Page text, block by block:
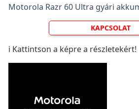
Motorola Razr 60 Ultra gyári
KAPCSOLAT
ℹ️ Kattintson a képre a részletekért!